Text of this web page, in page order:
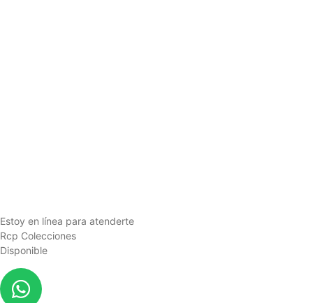
Estoy en línea para atenderte
Rcp Colecciones
Disponible